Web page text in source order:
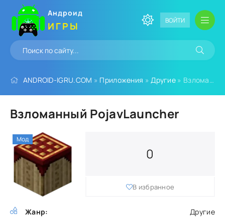
Андроид
ИГРЫ ВОЙТИ
ANDROID-IGRU.COM » Приложения »Другие » Взломанный PojavLauncher
Взломанный PojavLauncher
Жанр:
Другие
0
В избранное
Мод